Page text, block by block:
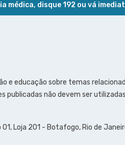
médica, disque 192 ou vá
e educação sobre temas
publicadas não devem ser
01, Loja 201 - Botafogo, Rio de